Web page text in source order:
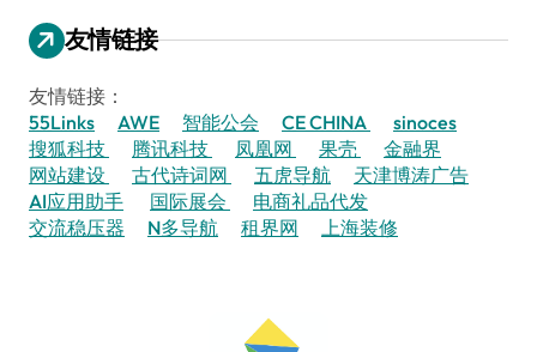
友情链接
友情链接：
55Links
AWE 智能公会 CE CHINA
sinoces
搜狐科技
腾讯科技 凤凰网 果壳
金融界
网站建设
古代诗词网 五虎导航
天津博涛广告
AI应用助手
国际展会
电商礼品代发
交流稳压器
N多导航 租界网 上海装修